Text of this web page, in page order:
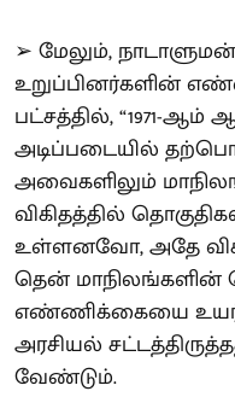
➢ மேலும்,
உறுப்பினர்களின்
பட்சத்தில், “1971-
அடிப்படையில்
அவைகளிலும்
விகிதத்தில்
உள்ளனவோ, அதே
தென் மாநிலங்களின்
எண்ணிக்கையை
அரசியல்
வேண்டும்.